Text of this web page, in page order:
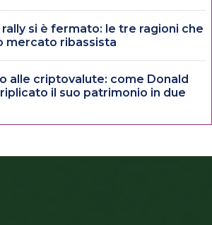
si è fermato: le tre ragioni che
mercato ribassista
alle criptovalute: come Donald
il suo patrimonio in due